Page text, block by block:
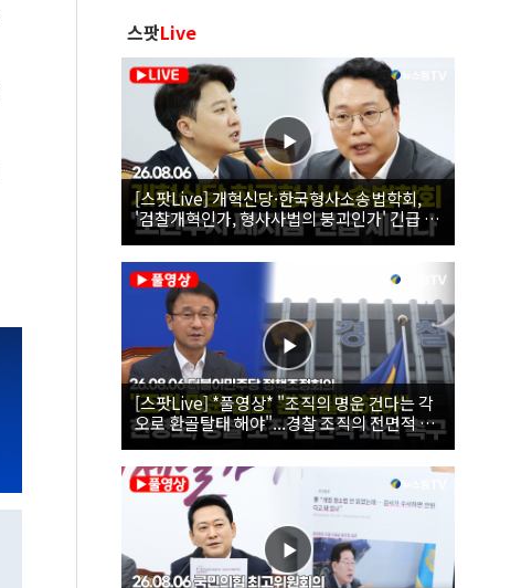
스팟Live
[스팟Live] 개혁신당·한국형사소송법학회,
'검찰개혁인가, 형사사법의 붕괴인가' 긴급 세
미나｜26.08.06
[스팟Live] *풀영상* "조직의 명운 건다는 각
오로 환골탈태 해야"...경찰 조직의 전면적 쇄
신 촉구한 한병도 | 26.08.06 더불어민주당 정
책조정회의